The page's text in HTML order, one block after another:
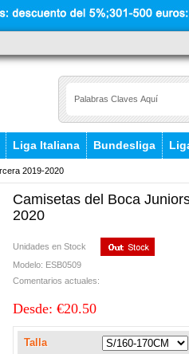
Liga Italiana Bundesliga
2019-2020
Camisetas del Boca
2020
Unidades en Stock
Modelo: ESB0509
Comentarios actuales:
Desde: €20.50
Talla